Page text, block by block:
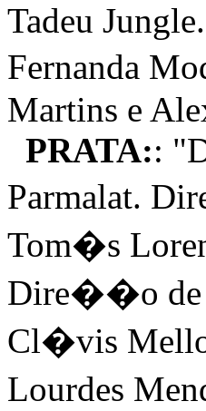
Tadeu
Fernanda
Martins e
PRATA::
Parmalat.
Tom�s
Dire��o de
Cl�vis
Lourdes